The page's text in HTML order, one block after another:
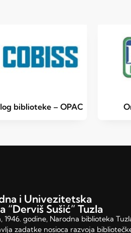
biblioteke – OPAC
i Univezitetska
“Derviš Sušić” Tuzla
1946. godine, Narodna biblioteka
zadatke nosioca razvoja